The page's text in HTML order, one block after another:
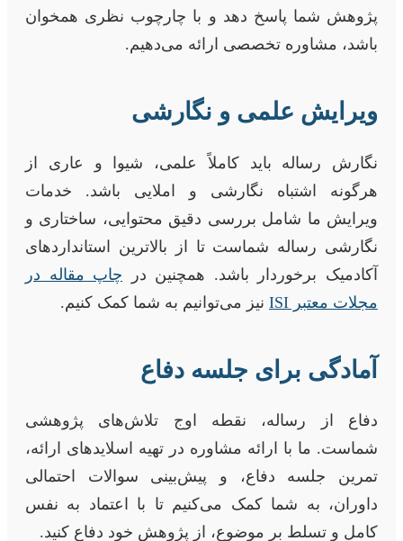
پژوهش شما پاسخ دهد و با چارچوب نظری همخوان
باشد، مشاوره تخصصی ارائه می‌دهیم.
ویرایش علمی و نگارشی
نگارش رساله باید کاملاً علمی، شیوا و عاری از
هرگونه اشتباه نگارشی و املایی باشد. خدمات
ویرایش ما شامل بررسی دقیق محتوایی، ساختاری و
نگارشی رساله شماست تا از بالاترین استانداردهای
آکادمیک برخوردار باشد. همچنین در چاپ مقاله در
مجلات معتبر ISI
نیز می‌توانیم به شما کمک کنیم.
آمادگی برای جلسه دفاع
دفاع از رساله، نقطه اوج تلاش‌های پژوهشی
شماست. ما با ارائه مشاوره در تهیه اسلایدهای ارائه،
تمرین جلسه دفاع، و پیش‌بینی سوالات احتمالی
داوران، به شما کمک می‌کنیم تا با اعتماد به نفس
کامل و تسلط بر موضوع، از پژوهش خود دفاع کنید.